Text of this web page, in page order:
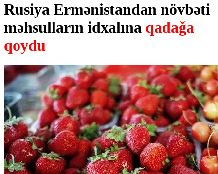
Rusiya Ermənistandan növbəti
məhsulların idxalına qadağa
qoydu